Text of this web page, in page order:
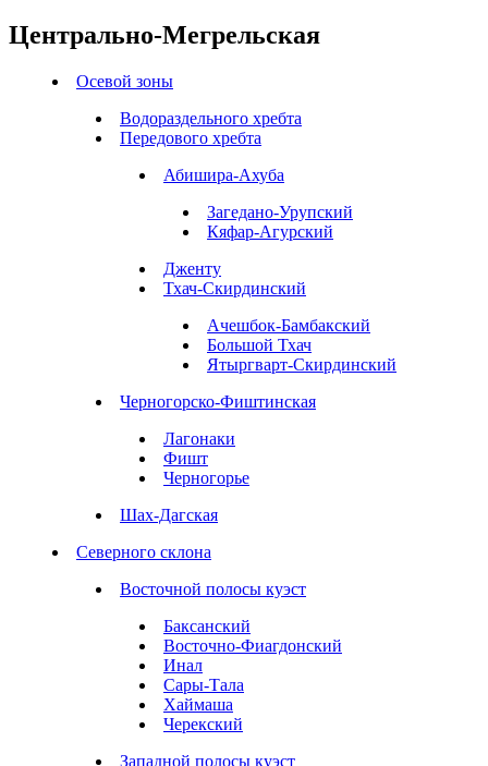
Центрально-Мегрельская
Осевой зоны
Водораздельного хребта
Передового хребта
Абишира-Ахуба
Загедано-Урупский
Кяфар-Агурский
Дженту
Тхач-Скирдинский
Ачешбок-Бамбакский
Большой Тхач
Ятыргварт-Скирдинский
Черногорско-Фиштинская
Лагонаки
Фишт
Черногорье
Шах-Дагская
Северного склона
Восточной полосы куэст
Баксанский
Восточно-Фиагдонский
Инал
Сары-Тала
Хаймаша
Черекский
Западной полосы куэст